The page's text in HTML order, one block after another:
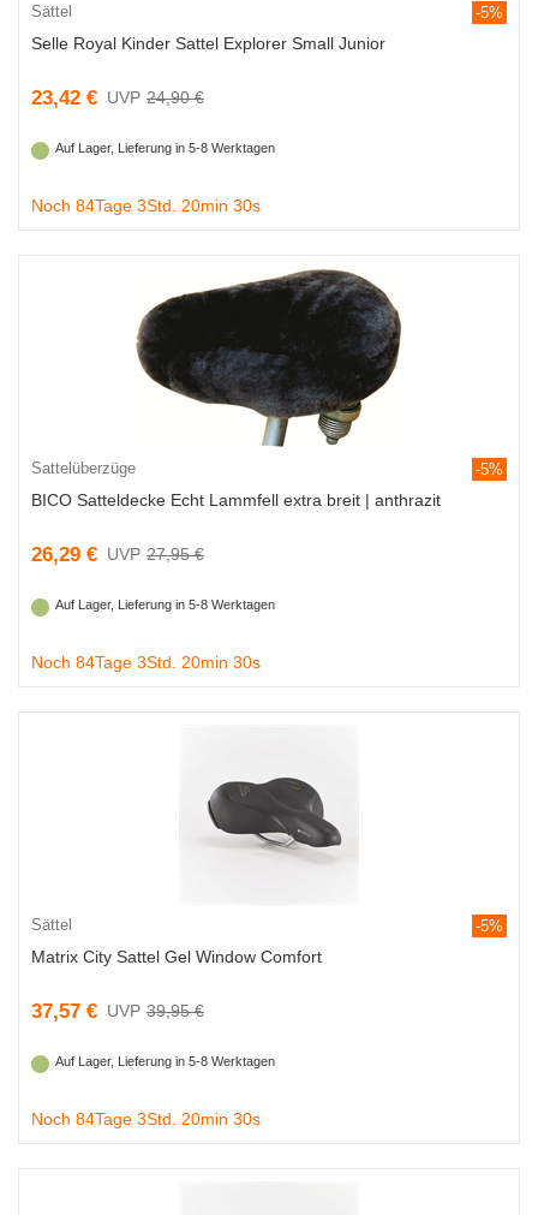
Sättel -5%
Selle Royal Kinder Sattel Explorer Small Junior
23,42 € 24,90 €
Auf Lager, Lieferung in 5-8 Werktagen
Noch 84Tage 3Std. 20min 29s
Sattelüberzüge -5%
BICO Satteldecke Echt Lammfell extra breit | anthrazit
26,29 € 27,95 €
Auf Lager, Lieferung in 5-8 Werktagen
Noch 84Tage 3Std. 20min 29s
Sättel -5%
Matrix City Sattel Gel Window Comfort
37,57 € 39,95 €
Auf Lager, Lieferung in 5-8 Werktagen
Noch 84Tage 3Std. 20min 29s